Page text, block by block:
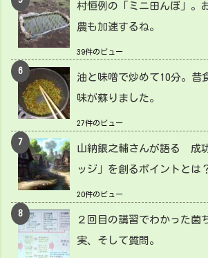
村恒例の「ミニ田んぼ」。
農も加速するね。
39件のビュー
油と味噌で炒めて10分。昔
味が蘇りました。
27件のビュー
山納銀之輔さんが語る 成
ッジ」を創るポイントとは
20件のビュー
２回目の講習でわかった菌
実、そして質問。